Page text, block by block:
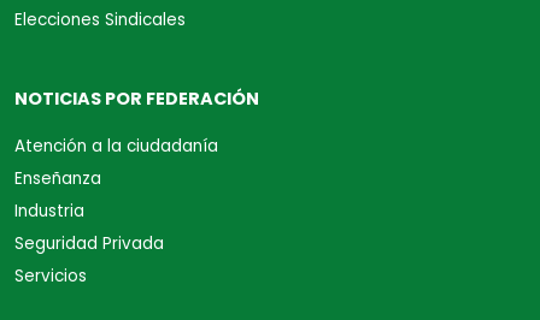
Elecciones Sindicales
NOTICIAS POR FEDERACIÓN
Atención a la ciudadanía
Enseñanza
Industria
Seguridad Privada
Servicios